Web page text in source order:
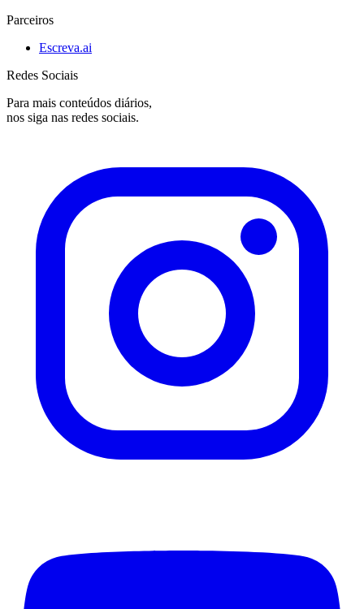
Parceiros
Escreva.ai
Redes Sociais
Para mais conteúdos diários,
nos siga nas redes sociais.